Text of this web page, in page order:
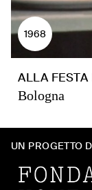
1968
ALLA
Bologna
UN PROGETTO